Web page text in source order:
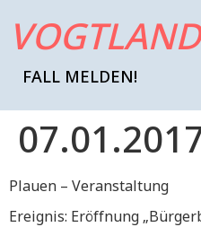
FALL MELDEN!
Plauen – Veranstaltung
Ereignis: Eröffnung